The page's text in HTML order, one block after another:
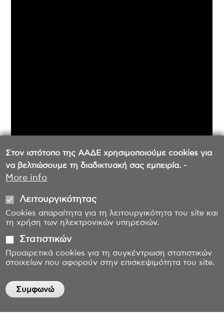
Στον ιστότοπο της ΑΑΔΕ χρησιμοποιούμε cookies για
να βελτιώσουμε τη διαδικτυακή σας εμπειρία. -
More info
Λειτουργικότητας
Cookies απαραίτητα για τη λειτουργικότητα του site και
τη χρήση των ηλεκτρονικών υπηρεσιών.
Στατιστικών
Προαιρετικά cookies για τη συγκέντρωση στατιστικών
στοιχείων που αφορούν στην επισκεψιμότητα του site.
Συμφωνώ